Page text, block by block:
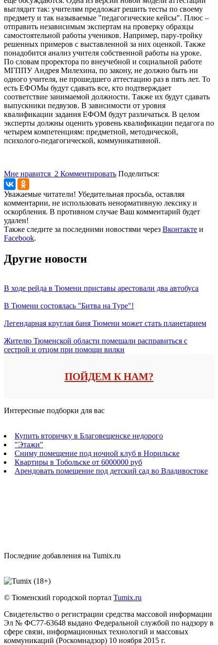
выглядит так: учителям предложат решить тесты по своему
предмету и так называемые "педагогические кейсы". Плюс –
отправить независимым экспертам на проверку образцы
самостоятельной работы учеников. Например, пару-тройку
решенных примеров с выставленной за них оценкой. Также
понадобится анализ учителя собственной работы на уроке.
По словам проректора по внеучебной и социальной работе
МГППУ Андрея Милехина, по закону, не должно быть ни
одного учителя, не прошедшего аттестацию раз в пять лет. То
есть ЕФОМы будут сдавать все, кто подтверждает
соответствие занимаемой должности. Также их будут сдавать
выпускники педвузов. В зависимости от уровня
квалификации задания ЕФОМ будут различаться. В целом
эксперты должны оценить уровень квалификации педагога по
четырем компетенциям: предметной, методической,
психолого-педагогической, коммуникативной.
Мне нравится 2 Комментировать Поделиться:
Уважаемые читатели! Убедительная просьба, оставляя
комментарии, не использовать ненормативную лексику и
оскорбления. В противном случае Ваш комментарий будет
удален!
Также следите за последними новостями через Вконтакте и
Facebook.
Другие новости
В ходе рейда в Тюмени приставы арестовали два автобуса
В Тюмени состоялась "Битва на Туре"!
Легендарная круглая баня Тюмени может стать планетарием
Жителю Тюменской области помешали расправиться с
сестрой и отцом при помощи вилки
ПОЙДЕМ К НАМ?
Интересные подборки для вас
Купить вторичку в Благовещенске недорого
"Этажи"
Сниму помещение под ночной клуб в Норильске
Квартиры в Тобольске от 6000000 руб
Арендовать помещение под детский сад во Владивостоке
Последние добавления на Tumix.ru
© Тюменский городской портал Tumix.ru
Свидетельство о регистрации средства массовой информации
Эл № ФС77-63648 выдано Федеральной службой по надзору в
сфере связи, информационных технологий и массовых
коммуникаций (Роскомнадзор) 10 ноября 2015 г.